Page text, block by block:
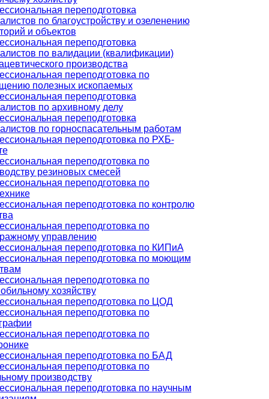
переподготовка
по благоустройству и озеленению
и объектов
переподготовка
по валидации (квалификации)
производства
переподготовка по
полезных ископаемых
переподготовка
по архивному делу
переподготовка
по горноспасательным работам
переподготовка по РХБ-
переподготовка по
резиновых смесей
переподготовка по
переподготовка по контролю
переподготовка по
управлению
переподготовка по КИПиА
переподготовка по моющим
переподготовка по
хозяйству
переподготовка по ЦОД
переподготовка по
переподготовка по
переподготовка по БАД
переподготовка по
производству
переподготовка по научным